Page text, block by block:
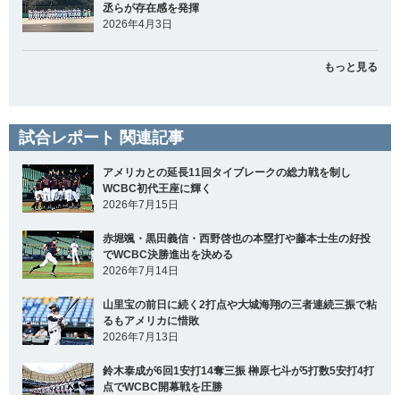
丞らが存在感を発揮
2026年4月3日
もっと見る
試合レポート 関連記事
アメリカとの延長11回タイブレークの総力戦を制し
WCBC初代王座に輝く
2026年7月15日
赤堀颯・黒田義信・西野啓也の本塁打や藤本士生の好投
でWCBC決勝進出を決める
2026年7月14日
山里宝の前日に続く2打点や大城海翔の三者連続三振で粘
るもアメリカに惜敗
2026年7月13日
鈴木泰成が6回1安打14奪三振 榊原七斗が5打数5安打4打
点でWCBC開幕戦を圧勝